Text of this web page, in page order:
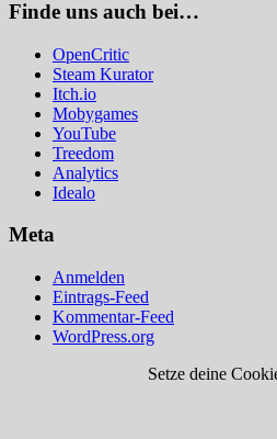
Finde uns auch bei…
OpenCritic
Steam Kurator
Itch.io
Mobygames
YouTube
Treedom
Analytics
Idealo
Meta
Anmelden
Eintrags-Feed
Kommentar-Feed
WordPress.org
Setze deine